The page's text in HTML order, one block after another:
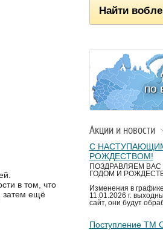
в том, что
затем ещё
Найти
по
Акции и новости
С
РОЖДЕСТВОМ!
ПОЗДРАВЛЯЕМ
ГОДОМ И
Изменения в
11.01.2026 г.
сайт, они будут
Поступление TM